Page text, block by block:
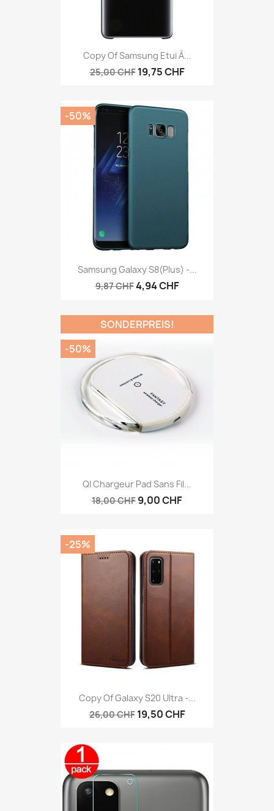
Copy Of Samsung Etui À...
25,00 CHF 19,75 CHF
Samsung Galaxy S8(plus) -...
9,87 CHF4,94 CHF
-50%
QI Chargeur Pad Sans Fil...
18,00 CHF 9,00 CHF
SONDERPREIS!
-50%
Copy Of Galaxy S20 Ultra -...
26,00 CHF 19,50 CHF
-25%